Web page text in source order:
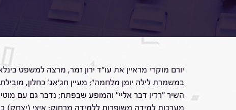
יורם מוקדי מראיין את עו"ד ירון זמר, מרצה למשפט
במשמרת לילה יומן מלחמה"; מעיין חג'אג' כחלון,
השיר "רדיו דבר אליי" והמופע שבפתח; נדבר גם עם
מערכות למידה משופרות ללמידה מרחוק; איצי (יצחק)